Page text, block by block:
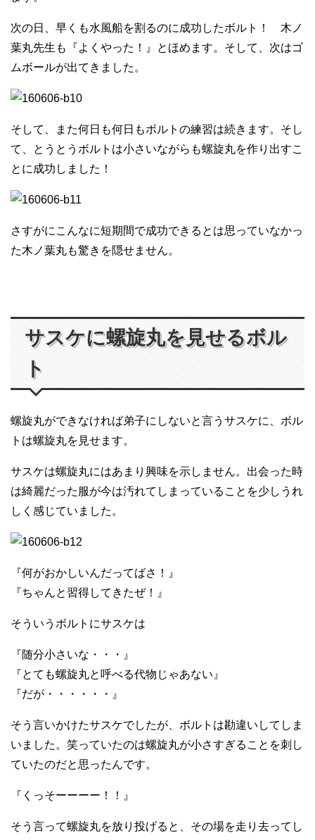
次の日、早くも水風船を割るのに成功したボルト！ 木ノ
葉丸先生も『よくやった！』とほめます。そして、次はゴ
ムボールが出てきました。
そして、また何日も何日もボルトの練習は続きます。そし
て、とうとうボルトは小さいながらも螺旋丸を作り出すこ
とに成功しました！
さすがにこんなに短期間で成功できるとは思っていなかっ
た木ノ葉丸も驚きを隠せません。
サスケに螺旋丸を見せるボル
ト
螺旋丸ができなければ弟子にしないと言うサスケに、ボル
トは螺旋丸を見せます。
サスケは螺旋丸にはあまり興味を示しません。出会った時
は綺麗だった服が今は汚れてしまっていることを少しうれ
しく感じていました。
『何がおかしいんだってばさ！』
『ちゃんと習得してきたぜ！』
そういうボルトにサスケは
『随分小さいな・・・』
『とても螺旋丸と呼べる代物じゃあない』
『だが・・・・・・』
そう言いかけたサスケでしたが、ボルトは勘違いしてしま
いました。笑っていたのは螺旋丸が小さすぎることを刺し
ていたのだと思ったんです。
『くっそーーーー！！』
そう言って螺旋丸を放り投げると、その場を走り去ってし